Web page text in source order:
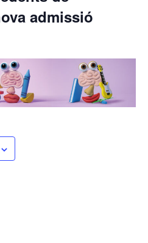
admissió